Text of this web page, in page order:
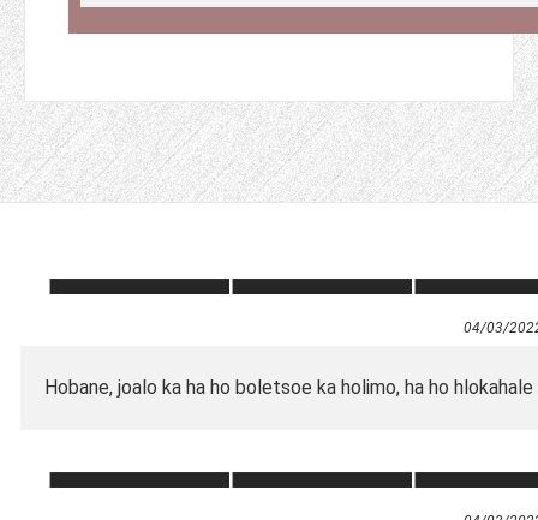
04/03/
Hobane, joalo ka ha ho boletsoe ka holimo, ha ho